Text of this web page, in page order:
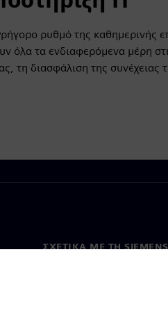
ρυθμό της καθημερινής
όλα τα ενδιαφερόμενα μέρη
τη διασφάλιση της συνέχειας
ΣΧΕΤΙΚΆ ΜΕ ΤΗ SIEMENS